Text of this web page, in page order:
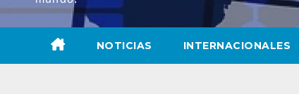
NOTICIAS INTERNACIONALES